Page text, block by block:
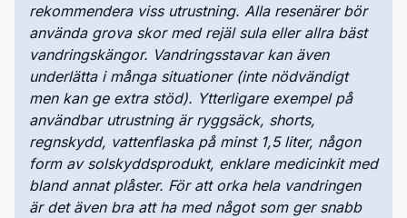
rekommendera viss utrustning. Alla resenärer bör
använda grova skor med rejäl sula eller allra bäst
vandringskängor. Vandringsstavar kan även
underlätta i många situationer (inte nödvändigt
men kan ge extra stöd). Ytterligare exempel på
användbar utrustning är ryggsäck, shorts,
regnskydd, vattenflaska på minst 1,5 liter, någon
form av solskyddsprodukt, enklare medicinkit med
bland annat plåster. För att orka hela vandringen
är det även bra att ha med något som ger snabb